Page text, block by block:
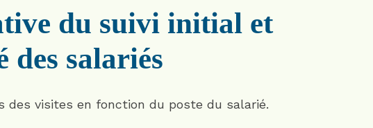
du suivi initial et
des salariés
visites en fonction du poste du salarié.